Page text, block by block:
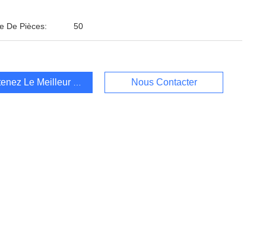
De Pièces: 50
Le Meilleur Prix Nous Contacter